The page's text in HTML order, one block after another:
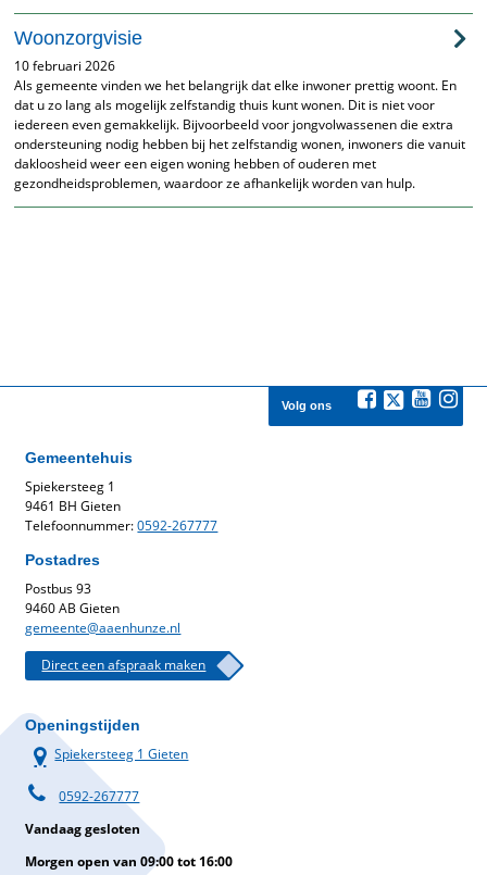
Woonzorgvisie
10 februari 2026
Als gemeente vinden we het belangrijk dat elke inwoner prettig woont. En
dat u zo lang als mogelijk zelfstandig thuis kunt wonen. Dit is niet voor
iedereen even gemakkelijk. Bijvoorbeeld voor jongvolwassenen die extra
ondersteuning nodig hebben bij het zelfstandig wonen, inwoners die vanuit
dakloosheid weer een eigen woning hebben of ouderen met
gezondheidsproblemen, waardoor ze afhankelijk worden van hulp.
Volg ons
Gemeentehuis
Spiekersteeg 1
9461 BH Gieten
Telefoonnummer:0592-267777
Postadres
Postbus 93
9460 AB Gieten
gemeente@aaenhunze.nl
Direct een afspraak maken
Openingstijden
Spiekersteeg 1 Gieten
0592-267777
Vandaag gesloten
Morgen open van 09:00 tot 16:00